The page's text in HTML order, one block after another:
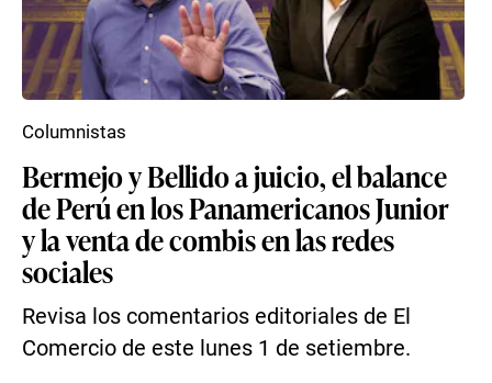
Bermejo y Bellido a juicio, el balance
de Perú en los Panamericanos Junior
y la venta de combis en las redes
sociales
Revisa los comentarios editoriales de El
Comercio de este lunes 1 de setiembre.
Columnistas